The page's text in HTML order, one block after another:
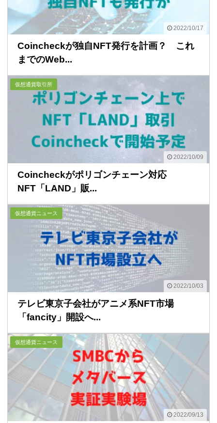
2022/10/17
Coincheckが独自NFT発行を計画？ これ
までのWeb...
2022/10/09
仮想通貨取引所
Coincheckがポリゴンチェーン対応
NFT「LAND」販...
2022/10/03
仮想通貨ニュース
テレビ東京子会社がアニメ系NFT市場
「fancity」開設へ...
2022/09/13
仮想通貨ニュース